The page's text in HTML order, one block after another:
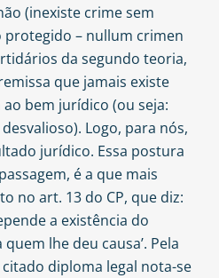
(inexiste crime sem
protegido – nullum crimen
da segundo teoria,
que jamais existe
bem jurídico (ou seja:
Logo, para nós,
jurídico. Essa postura
é a que mais
no art. 13 do CP, que diz:
a existência do
lhe deu causa’. Pela
diploma legal nota-se